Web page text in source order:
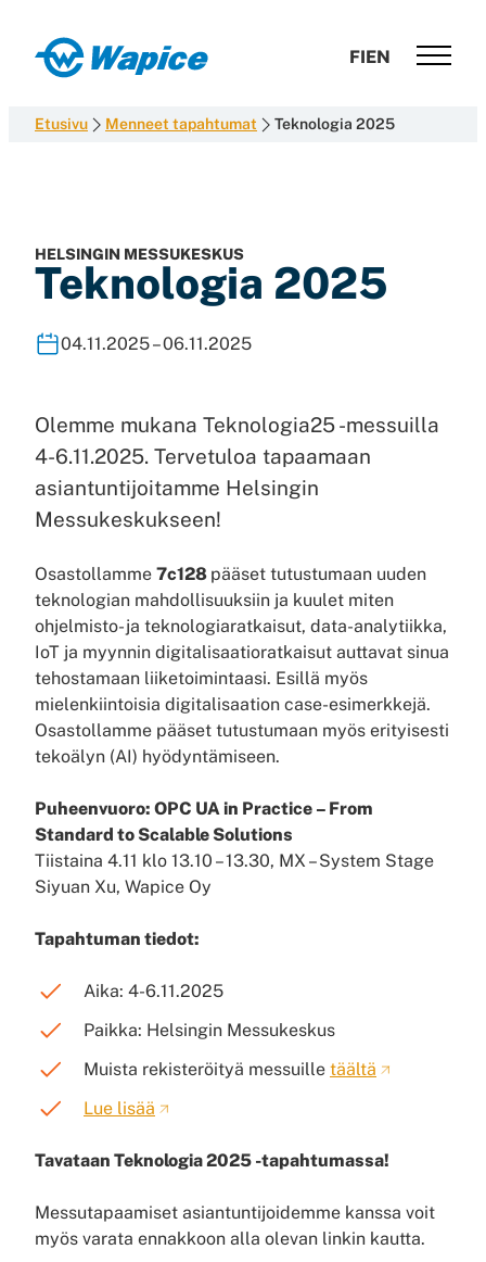
suoraan
sisältöön
Wapice
development
competence
FIEN
Etusivu Menneet tapahtumat Teknologia 2025
HELSINGIN MESSUKESKUS
Teknologia 2025
04.11.2025 – 06.11.2025
Olemme mukana Teknologia25 -messuilla
4-6.11.2025. Tervetuloa tapaamaan
asiantuntijoitamme Helsingin
Messukeskukseen!
Osastollamme 7c128 pääset tutustumaan uuden
teknologian mahdollisuuksiin ja kuulet miten
ohjelmisto- ja teknologiaratkaisut, data-analytiikka,
IoT ja myynnin digitalisaatioratkaisut auttavat sinua
tehostamaan liiketoimintaasi. Esillä myös
mielenkiintoisia digitalisaation case-esimerkkejä.
Osastollamme pääset tutustumaan myös erityisesti
tekoälyn (AI) hyödyntämiseen.
Puheenvuoro: OPC UA in Practice – From
Standard to Scalable Solutions
Tiistaina 4.11 klo 13.10 – 13.30, MX – System Stage
Siyuan Xu, Wapice Oy
Tapahtuman tiedot:
Aika: 4-6.11.2025
Paikka: Helsingin Messukeskus
Muista rekisteröityä messuille täältä
Lue lisää
Tavataan Teknologia 2025 -tapahtumassa!
Messutapaamiset asiantuntijoidemme kanssa voit
myös varata ennakkoon alla olevan linkin kautta.